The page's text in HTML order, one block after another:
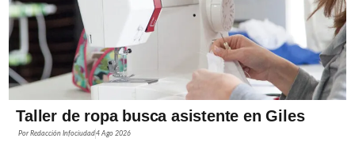
Taller de ropa busca asistente en Giles
PorRedacción Infociudad4 Ago 2026